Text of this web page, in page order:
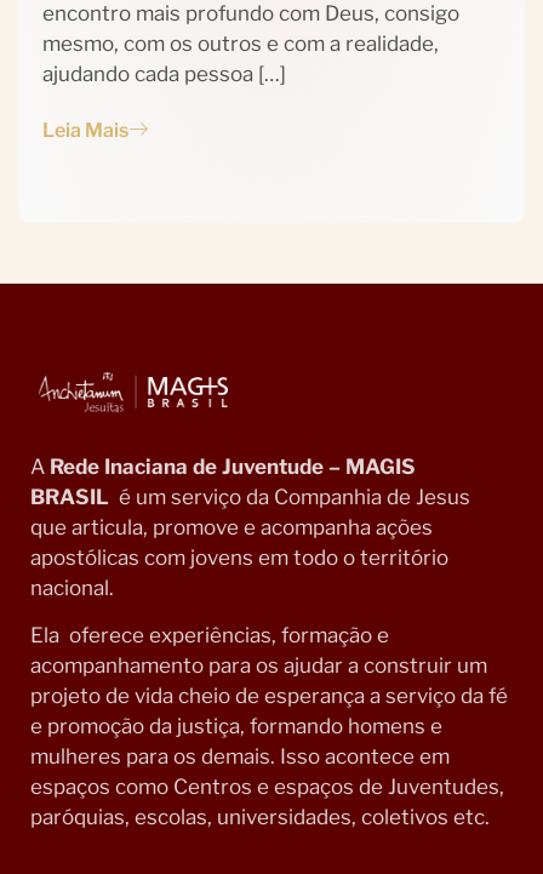
encontro mais profundo com Deus, consigo
mesmo, com os outros e com a realidade,
ajudando cada pessoa […]
Leia Mais
A Rede Inaciana de Juventude – MAGIS
BRASIL é um serviço da Companhia de Jesus
que articula, promove e acompanha ações
apostólicas com jovens em todo o território
nacional.
Ela oferece experiências, formação e
acompanhamento para os ajudar a construir um
projeto de vida cheio de esperança a serviço da fé
e promoção da justiça, formando homens e
mulheres para os demais. Isso acontece em
espaços como Centros e espaços de Juventudes,
paróquias, escolas, universidades, coletivos etc.